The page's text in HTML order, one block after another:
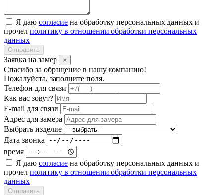
Я даю согласие на обработку персональных данных и
прочел политику в отношении обработки персональных
данных
Отправить
Заявка на замер ×
Спасибо за обращение в нашу компанию!
Пожалуйста, заполните поля.
Телефон для связи
Как вас зовут?
E-mail для связи
Адрес для замера
Выбрать изделие
Дата звонка
время
Я даю согласие на обработку персональных данных и
прочел политику в отношении обработки персональных
данных
Отправить